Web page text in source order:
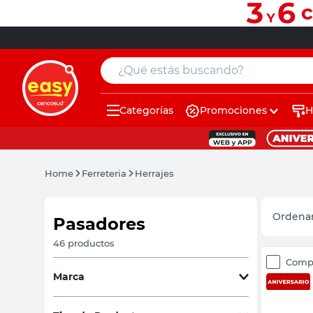
¿Qué estás buscando?
Categorías Promociones
Home Ferreteria Herrajes
Pasadores
46 productos
Marca
muebles
espejo